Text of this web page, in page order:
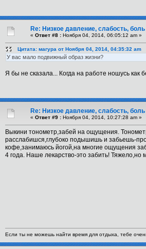
Re: Низкое давление, слабость,
« Ответ #8 : Ноября 04, 2014, 06:05:12 am »
Цитата: магура от Ноября 04, 2014, 04:35:32 am
У вас мало подвижный образ жизни?
Я бы не сказала... Когда на работе ношусь как
Re: Низкое давление, слабость,
« Ответ #9 : Ноября 04, 2014, 10:27:28 am »
Выкини тонометр,забей на ощущения.
расслабишся,глубоко подышишь и забьешь-
кофе,занимаюсь йогой,на многие ощущения
4 года. Наше лекарство-это забить! Тяжело,но
Если ты не можешь найти время для отдыха, тебе